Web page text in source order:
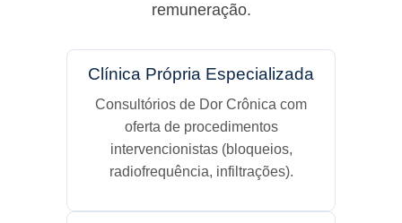
remuneração.
Clínica Própria Especializada
Consultórios de Dor Crônica com
oferta de procedimentos
intervencionistas (bloqueios,
radiofrequência, infiltrações).